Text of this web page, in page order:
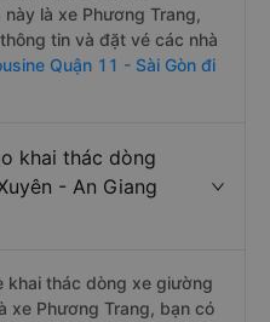
là xe Phương Trang,
tin và đặt vé các nhà
Quận 11 - Sài Gòn đi
khai thác dòng
- An Giang
khai thác dòng xe giường
xe Phương Trang, bạn có